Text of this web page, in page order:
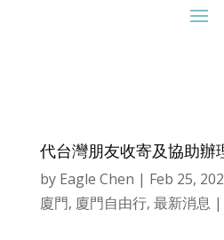
代台灣朋友收寄及協助辦
by Eagle Chen | Feb 25,
廈門, 廈門自由行, 最新消息 |